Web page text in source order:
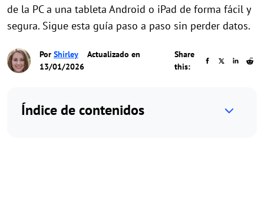
de la PC a una tableta Android o iPad de forma fácil y
segura. Sigue esta guía paso a paso sin perder datos.
Por Shirley
Actualizado en
13/01/2026
Share
this:
Índice de contenidos